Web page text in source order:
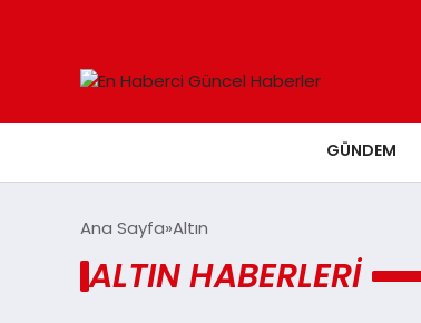
GÜNDEM
Ana Sayfa Altın
ALTIN HABERLERI